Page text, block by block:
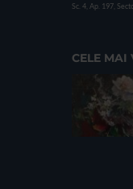
Sc. 4, Ap. 197,
CELE MAI